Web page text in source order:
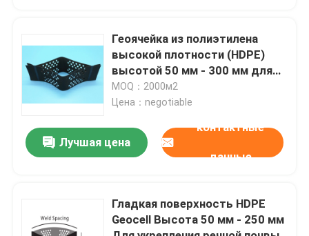
Свяжитесь мы
Спросите цитату
Низкокалорийные подсластители
Устойчивый декстрин
Геоячейка из полиэтилена
высокой плотности (HDPE)
высотой 50 мм - 300 мм для
стабилизации гравия
MOQ：2000м2
Цена：negotiable
Лучшая цена
контактные
данные
Гладкая поверхность HDPE
Geocell Высота 50 мм - 250 мм